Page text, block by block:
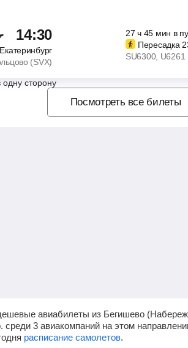
14:30
Екатеринбург
(SVX)
27ч45 мин в
Пересадка
SU6300, U6261
сторону
Посмотреть все билеты
авиабилеты из Бегишево
среди 3 авиакомпаний на этом
расписание самолетов.